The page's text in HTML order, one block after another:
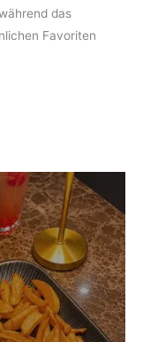
das
Favoriten